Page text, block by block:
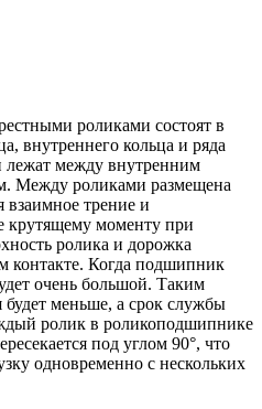
роликами состоят в
внутреннего кольца и ряда
лежат между внутренним
Между роликами размещена
трение и
крутящему моменту при
ролика и дорожка
контакте. Когда подшипник
очень большой. Таким
будет меньше, а срок службы
ролик в роликоподшипнике
под углом 90°, что
одновременно с нескольких